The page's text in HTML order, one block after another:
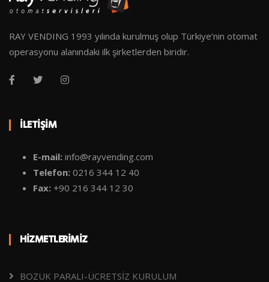
RAY VENDING 1993 yılında kurulmuş olup Türkiye’nin otomat
operasyonu alanındaki ilk şirketlerden biridir.
İLETIŞIM
E-mail: info@rayvending.com
Telefon: 0216 344 12 40
Fax: +90 216 344 12 30
HIZMETLERIMIZ
BOZUK PARALI-ÜCRETSİZ KURULUM